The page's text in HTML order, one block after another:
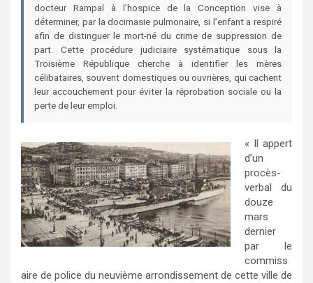
o
o
k
e
r
docteur Rampal à l’hospice de la Conception vise à
déterminer, par la docimasie pulmonaire, si l’enfant a respiré
afin de distinguer le mort-né du crime de suppression de
part. Cette procédure judiciaire systématique sous la
Troisième République cherche à identifier les mères
célibataires, souvent domestiques ou ouvrières, qui cachent
leur accouchement pour éviter la réprobation sociale ou la
perte de leur emploi.
« Il appert
d’un
procès-
verbal du
douze
mars
dernier
par le
commiss
aire de police du neuvième arrondissement de cette ville de